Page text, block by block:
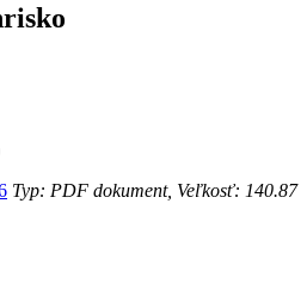
Typ: PDF dokument, Veľkosť: 140.87